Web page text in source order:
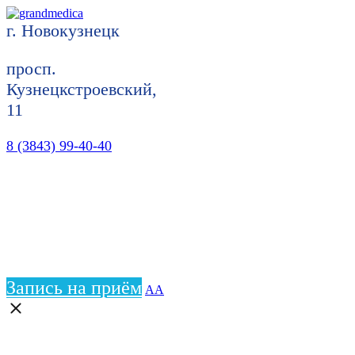
г. Новокузнецк
просп.
Кузнецкстроевский,
11
8 (3843) 99-40-40
Запись на приём АА